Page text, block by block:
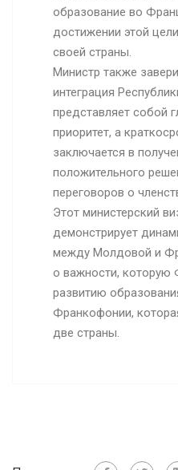
образование во
достижении этой
своей страны.
Министр также
интеграция
представляет собой
приоритет, а
заключается в
положительного
переговоров о
Этот министерский
демонстрирует
между Молдовой и
о важности, которую
развитию
Франкофонии,
две страны.